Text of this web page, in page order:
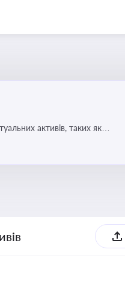
активів, таких як